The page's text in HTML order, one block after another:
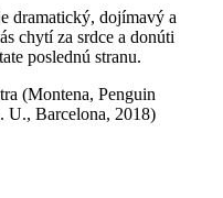
dramatický, dojímavý a
chytí za srdce a donúti
poslednú stranu.
(Montena, Penguin
U., Barcelona, 2018)